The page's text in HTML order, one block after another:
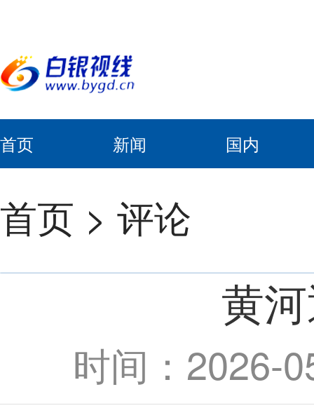
首页 新闻 国内
首页 > 评论
黄
时间：2026-